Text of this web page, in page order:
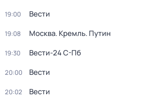
19:00 Вести
19:08 Москва. Кремль. Путин
19:30 Вести-24 С-Пб
20:00 Вести
20:02 Вести